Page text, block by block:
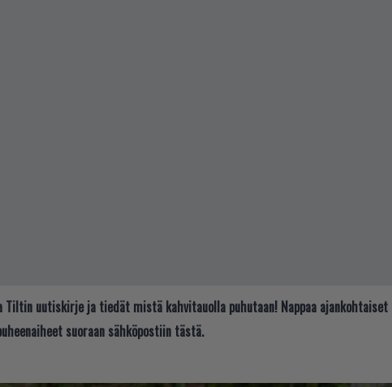
Tiltin uutiskirje ja tiedät mistä kahvitauolla puhutaan! Nappaa ajankohtaiset
suoraan sähköpostiin tästä.